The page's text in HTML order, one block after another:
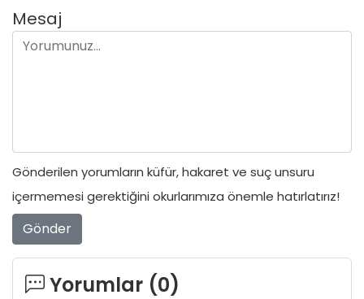
Mesaj
Gönderilen yorumların küfür, hakaret ve suç unsuru
içermemesi gerektiğini okurlarımıza önemle hatırlatırız!
Gönder
Yorumlar (0)